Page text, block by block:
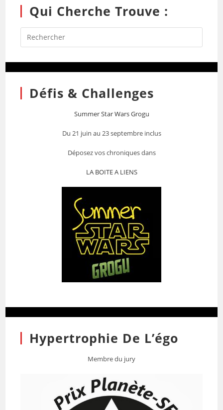
Qui Cherche Trouve :
Défis & Challenges
Summer Star Wars Grogu
Du 21 juin au 23 septembre inclus
Déposez vos chroniques dans
LA BOITE A LIENS
Hypertrophie De L’égo
Membre du jury